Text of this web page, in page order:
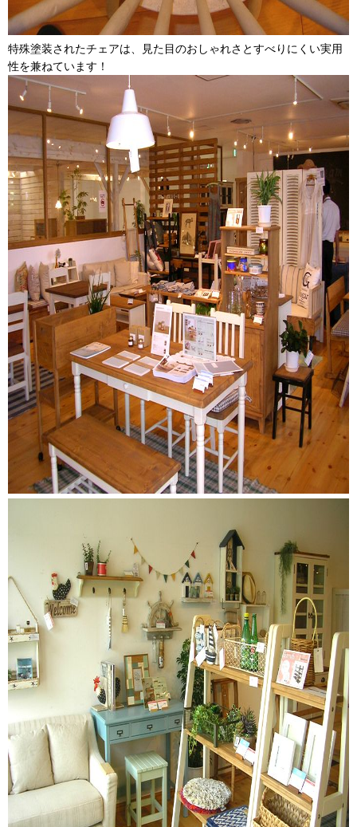
特殊塗装されたチェアは、見た目のおしゃれさとすべりにくい実用
性を兼ねています！